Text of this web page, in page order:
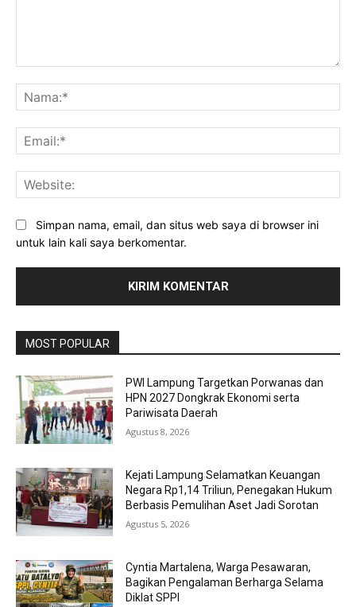
Simpan nama, email, dan situs web saya di browser ini
untuk lain kali saya berkomentar.
MOST POPULAR
PWI Lampung Targetkan Porwanas dan
HPN 2027 Dongkrak Ekonomi serta
Pariwisata Daerah
Agustus 8, 2026
Kejati Lampung Selamatkan Keuangan
Negara Rp1,14 Triliun, Penegakan Hukum
Berbasis Pemulihan Aset Jadi Sorotan
Agustus 5, 2026
Cyntia Martalena, Warga Pesawaran,
Bagikan Pengalaman Berharga Selama
Diklat SPPI